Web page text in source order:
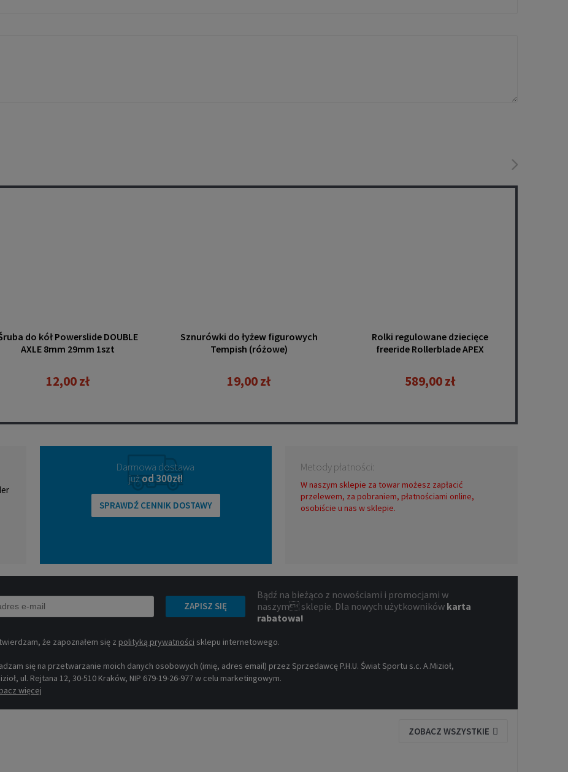
do kół Powerslide DOUBLE
AXLE 8mm 29mm 1szt
12,00 zł
Sznurówki do łyżew figurowych
Tempish (różowe)
19,00 zł
Rolki regulowane dziecięce
freeride Rollerblade APEX
589,00 zł
Darmowa dostawa
już od 300zł!
SPRAWDŹ CENNIK DOSTAWY
Metody płatności:
W naszym sklepie za towar możesz zapłacić
przelewem, za pobraniem, płatnościami online,
osobiście u nas w sklepie.
ZAPISZ SIĘ
Bądź na bieżąco z nowościami i promocjami w
naszym sklepie. Dla nowych użytkowników karta
rabatowa!
że zapoznałem się z polityką prywatności sklepu internetowego.
się na przetwarzanie moich danych osobowych (imię, adres email) przez Sprzedawcę P.H.U. Świat Sportu s.c. A.Mizioł,
ul. Rejtana 12, 30-510 Kraków, NIP 679-19-26-977 w celu marketingowym.
więcej
ZOBACZ WSZYSTKIE